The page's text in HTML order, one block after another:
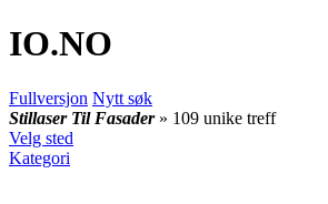
IO.NO
Fullversjon Nytt søk
Stillaser Til Fasader » 109 unike treff
Velg sted
Kategori